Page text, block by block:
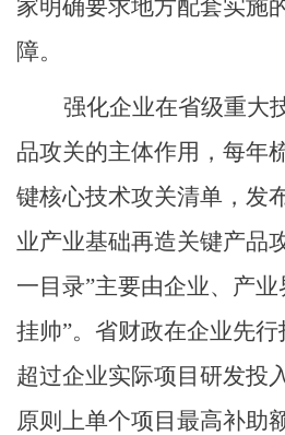
家明确要求地方配套实施
障。
强化企业在省级重大
品攻关的主体作用，每年
键核心技术攻关清单 ， 发
业产业基础再造关键产品
一目录”主要由企业、产
挂帅”。省财政在企业先
超过企业实际项目研发投
原则上单个项目最高补助